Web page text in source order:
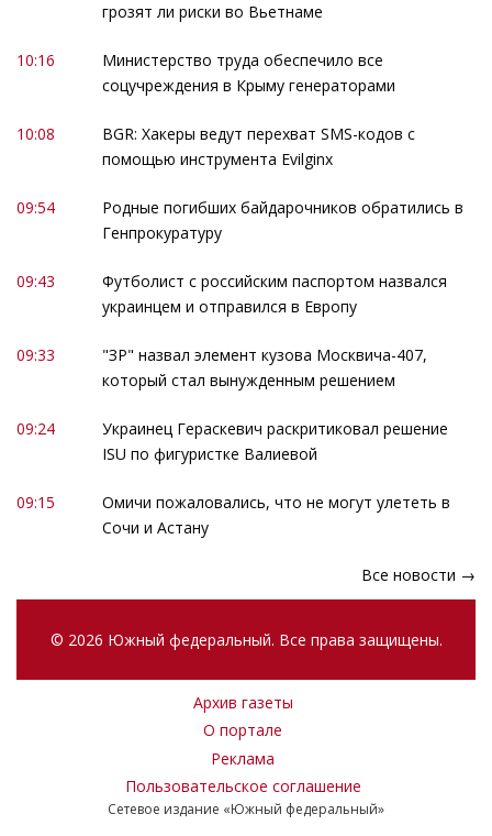
грозят ли риски во Вьетнаме
10:16
Министерство труда обеспечило все
соцучреждения в Крыму генераторами
10:08
BGR: Хакеры ведут перехват SMS-кодов с
помощью инструмента Evilginx
09:54
Родные погибших байдарочников обратились в
Генпрокуратуру
09:43
Футболист с российским паспортом назвался
украинцем и отправился в Европу
09:33
"ЗР" назвал элемент кузова Москвича-407,
который стал вынужденным решением
09:24
Украинец Гераскевич раскритиковал решение
ISU по фигуристке Валиевой
09:15
Омичи пожаловались, что не могут улететь в
Сочи и Астану
Все новости →
© 2026 Южный федеральный. Все права защищены.
Архив газеты
О портале
Реклама
Пользовательское соглашение
Сетевое издание «Южный федеральный»